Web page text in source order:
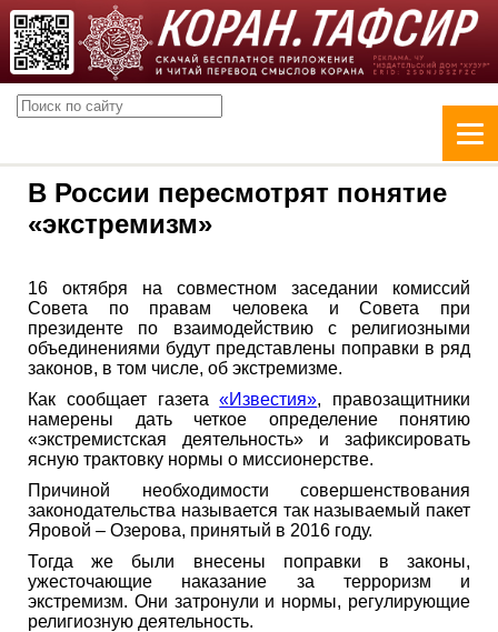
В России пересмотрят понятие
«экстремизм»
16 октября на совместном заседании комиссий
Совета по правам человека и Совета при
президенте по взаимодействию с религиозными
объединениями будут представлены поправки в ряд
законов, в том числе, об экстремизме.
Как сообщает газета«Известия», правозащитники
намерены дать четкое определение понятию
«экстремистская деятельность» и зафиксировать
ясную трактовку нормы о миссионерстве.
Причиной необходимости совершенствования
законодательства называется так называемый пакет
Яровой – Озерова, принятый в 2016 году.
Тогда же были внесены поправки в законы,
ужесточающие наказание за терроризм и
экстремизм. Они затронули и нормы, регулирующие
религиозную деятельность.